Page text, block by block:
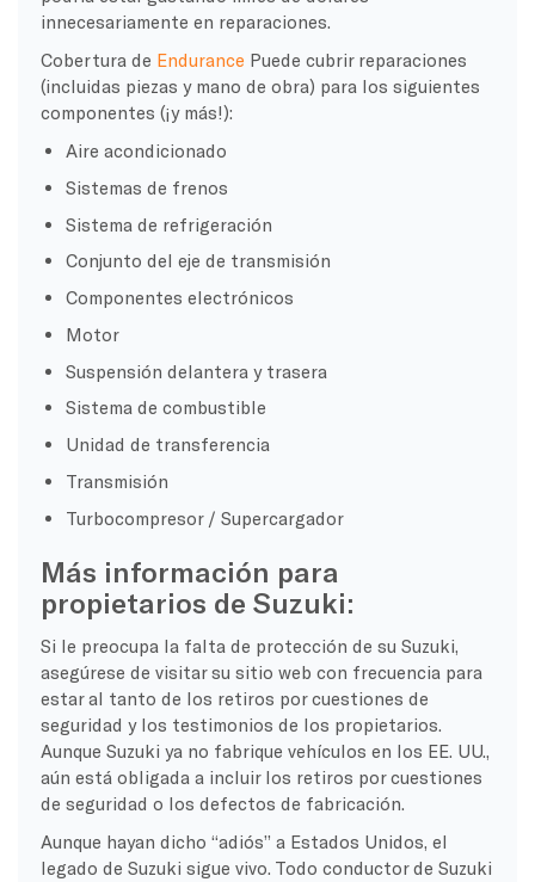
innecesariamente en reparaciones.
Cobertura de Endurance Puede cubrir reparaciones
(incluidas piezas y mano de obra) para los siguientes
componentes (¡y más!):
Aire acondicionado
Sistemas de frenos
Sistema de refrigeración
Conjunto del eje de transmisión
Componentes electrónicos
Motor
Suspensión delantera y trasera
Sistema de combustible
Unidad de transferencia
Transmisión
Turbocompresor / Supercargador
Más información para
propietarios de Suzuki:
Si le preocupa la falta de protección de su Suzuki,
asegúrese de visitar su sitio web con frecuencia para
estar al tanto de los retiros por cuestiones de
seguridad y los testimonios de los propietarios.
Aunque Suzuki ya no fabrique vehículos en los EE. UU.,
aún está obligada a incluir los retiros por cuestiones
de seguridad o los defectos de fabricación.
Aunque hayan dicho “adiós” a Estados Unidos, el
legado de Suzuki sigue vivo. Todo conductor de Suzuki